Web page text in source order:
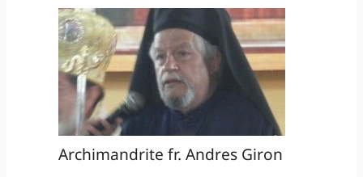
Archimandrite fr. Andres Giron